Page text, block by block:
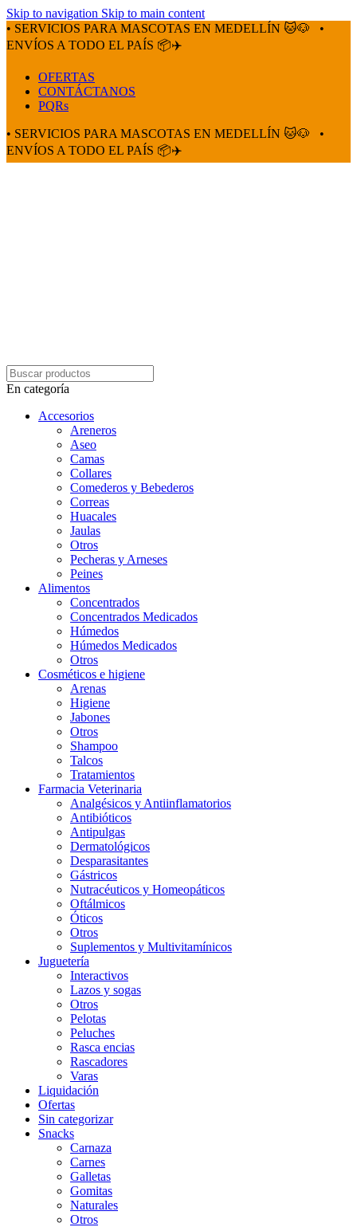
Skip to navigation Skip to main content
• SERVICIOS PARA MASCOTAS EN MEDELLÍN 🐱🐶
•
ENVÍOS A TODO EL PAÍS 📦✈️
OFERTAS
CONTÁCTANOS
PQRs
• SERVICIOS PARA MASCOTAS EN MEDELLÍN 🐱🐶
•
ENVÍOS A TODO EL PAÍS 📦✈️
En categoría
Accesorios
Areneros
Aseo
Camas
Collares
Comederos y Bebederos
Correas
Huacales
Jaulas
Otros
Pecheras y Arneses
Peines
Alimentos
Concentrados
Concentrados Medicados
Húmedos
Húmedos Medicados
Otros
Cosméticos e higiene
Arenas
Higiene
Jabones
Otros
Shampoo
Talcos
Tratamientos
Farmacia Veterinaria
Analgésicos y Antiinflamatorios
Antibióticos
Antipulgas
Dermatológicos
Desparasitantes
Gástricos
Nutracéuticos y Homeopáticos
Oftálmicos
Óticos
Otros
Suplementos y Multivitamínicos
Juguetería
Interactivos
Lazos y sogas
Otros
Pelotas
Peluches
Rasca encias
Rascadores
Varas
Liquidación
Ofertas
Sin categorizar
Snacks
Carnaza
Carnes
Galletas
Gomitas
Naturales
Otros